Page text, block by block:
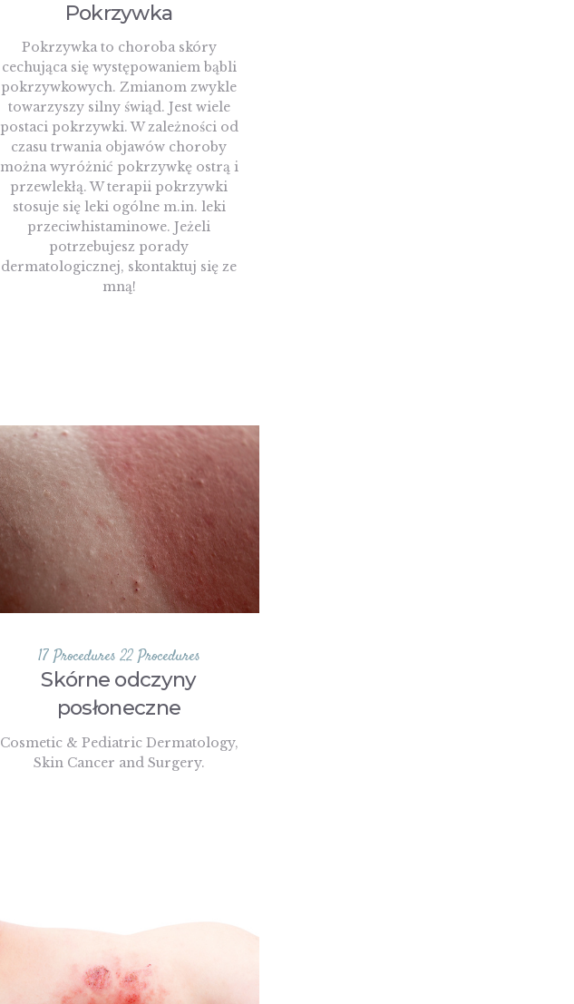
Pokrzywka
Pokrzywka to choroba skóry
cechująca się występowaniem bąbli
pokrzywkowych. Zmianom zwykle
towarzyszy silny świąd. Jest wiele
postaci pokrzywki. W zależności od
czasu trwania objawów choroby
można wyróżnić pokrzywkę ostrą i
przewlekłą. W terapii pokrzywki
stosuje się leki ogólne m.in. leki
przeciwhistaminowe. Jeżeli
potrzebujesz porady
dermatologicznej, skontaktuj się ze
mną!
17 Procedures 22 Procedures
Skórne odczyny
posłoneczne
Cosmetic & Pediatric Dermatology,
Skin Cancer and Surgery.